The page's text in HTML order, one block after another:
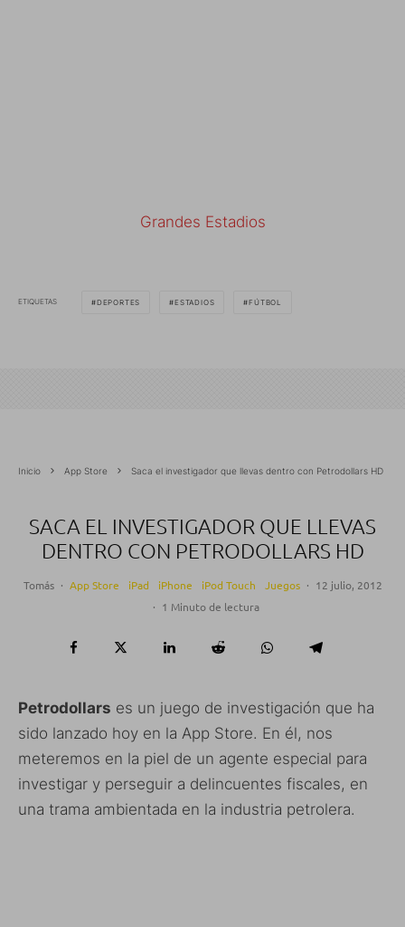
Grandes Estadios
ETIQUETAS DEPORTES ESTADIOS FÚTBOL
Inicio App Store Saca el investigador que llevas dentro con Petrodollars HD
SACA EL INVESTIGADOR QUE LLEVAS
DENTRO CON PETRODOLLARS HD
Tomás · App Store iPad iPhone iPod Touch Juegos · 12 julio, 2012
· 1 Minuto de lectura
Petrodollars es un juego de investigación que ha
sido lanzado hoy en la App Store. En él, nos
meteremos en la piel de un agente especial para
investigar y perseguir a delincuentes fiscales, en
una trama ambientada en la industria petrolera.